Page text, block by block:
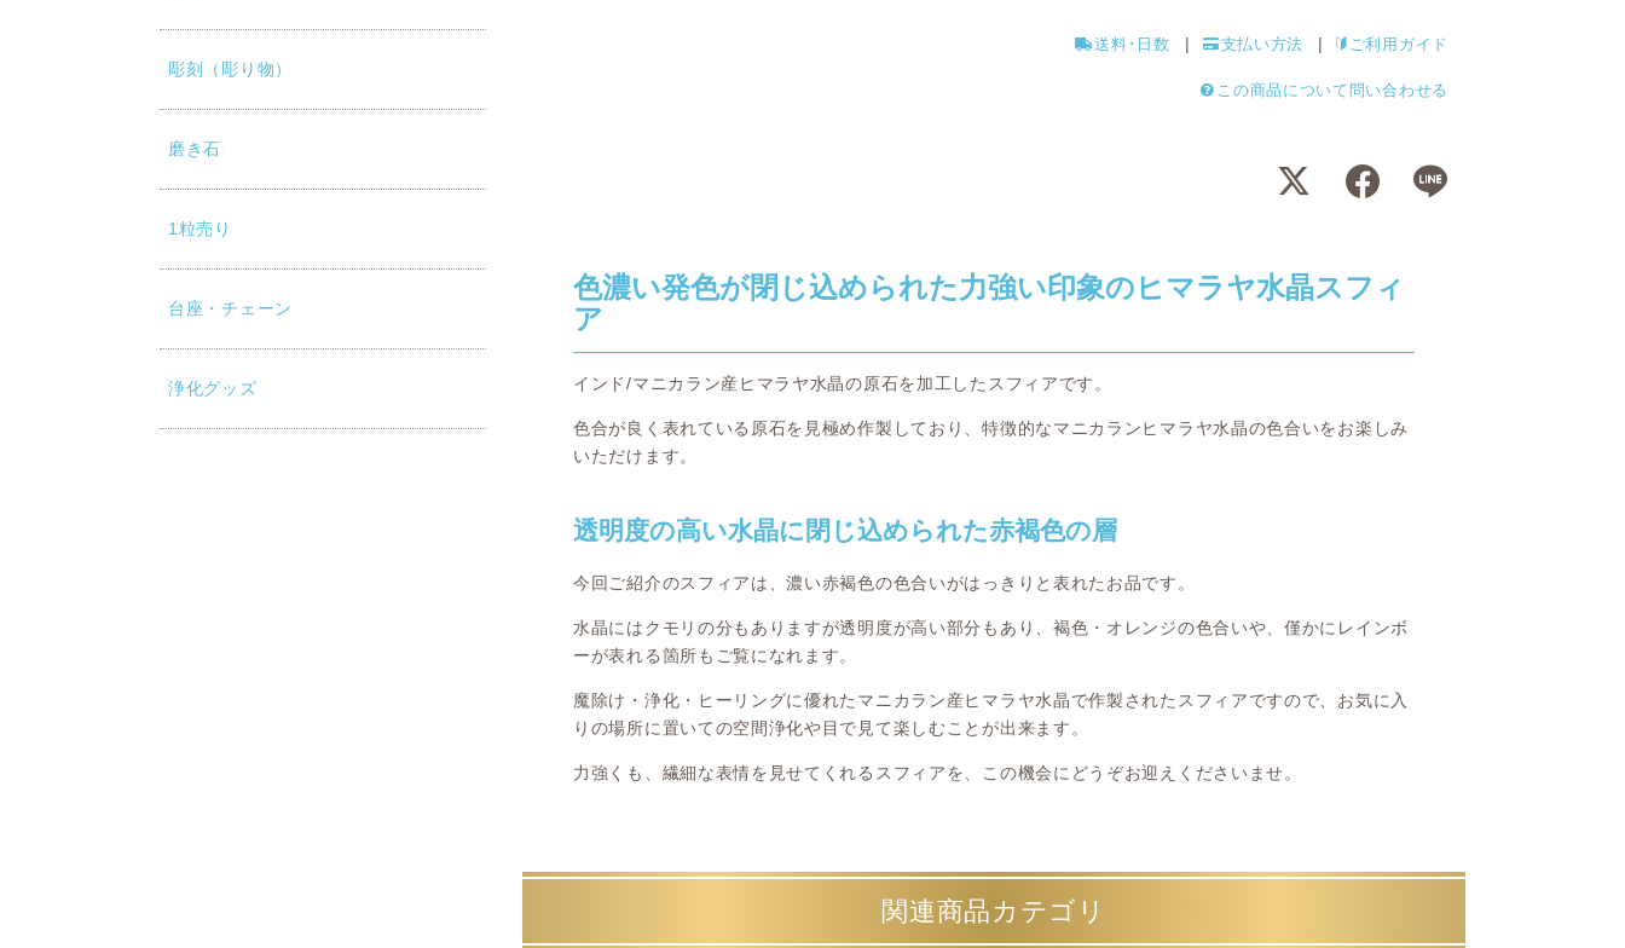
彫刻（彫り物）
磨き石
1粒売り
台座・チェーン
浄化グッズ
送料･日数 支払い方法 ご利用ガイド
この商品について問い合わせる
色濃い発色が閉じ込められた力強い印象のヒマラヤ水晶スフィ
ア
インド/マニカラン産ヒマラヤ水晶の原石を加工したスフィアです。
色合が良く表れている原石を見極め作製しており、特徴的なマニカランヒマラヤ水晶の色合いをお楽しみ
いただけます。
透明度の高い水晶に閉じ込められた赤褐色の層
今回ご紹介のスフィアは、濃い赤褐色の色合いがはっきりと表れたお品です。
水晶にはクモリの分もありますが透明度が高い部分もあり、褐色・オレンジの色合いや、僅かにレインボ
ーが表れる箇所もご覧になれます。
魔除け・浄化・ヒーリングに優れたマニカラン産ヒマラヤ水晶で作製されたスフィアですので、お気に入
りの場所に置いての空間浄化や目で見て楽しむことが出来ます。
力強くも、繊細な表情を見せてくれるスフィアを、この機会にどうぞお迎えくださいませ。
関連商品カテゴリ